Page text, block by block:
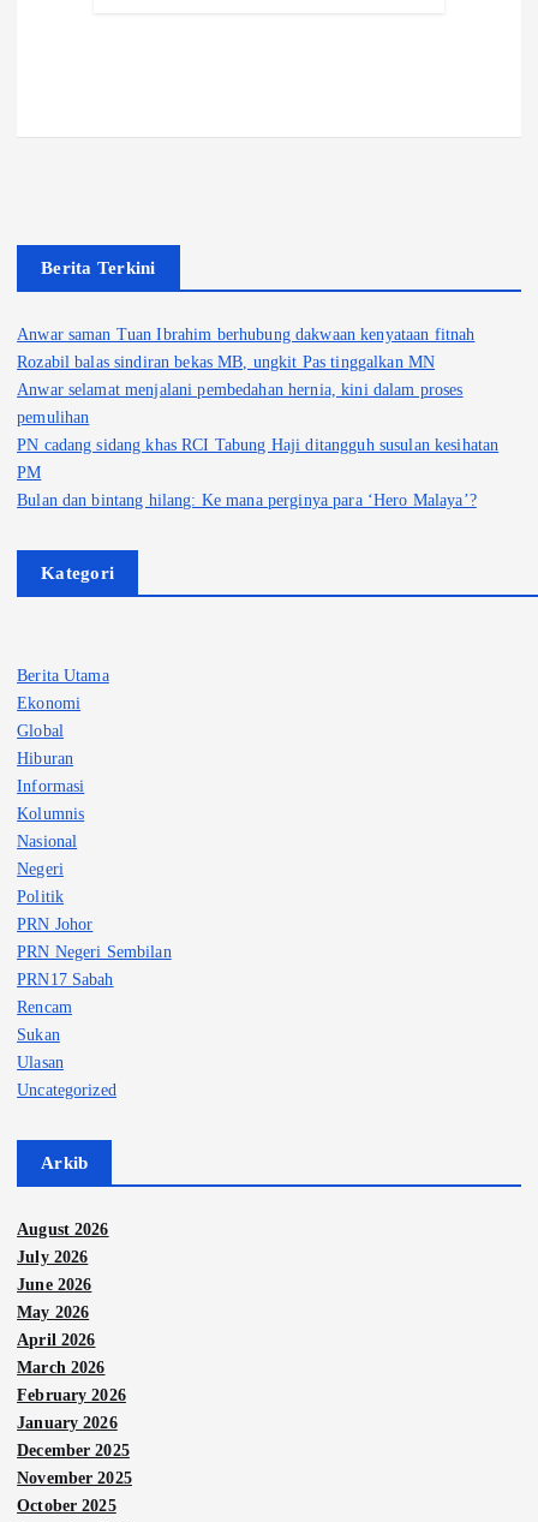
Berita Terkini
Anwar saman Tuan Ibrahim berhubung dakwaan kenyataan fitnah
Rozabil balas sindiran bekas MB, ungkit Pas tinggalkan MN
Anwar selamat menjalani pembedahan hernia, kini dalam proses
pemulihan
PN cadang sidang khas RCI Tabung Haji ditangguh susulan kesihatan
PM
Bulan dan bintang hilang: Ke mana perginya para ‘Hero Malaya’?
Kategori
Berita Utama
Ekonomi
Global
Hiburan
Informasi
Kolumnis
Nasional
Negeri
Politik
PRN Johor
PRN Negeri Sembilan
PRN17 Sabah
Rencam
Sukan
Ulasan
Uncategorized
Arkib
August 2026
July 2026
June 2026
May 2026
April 2026
March 2026
February 2026
January 2026
December 2025
November 2025
October 2025